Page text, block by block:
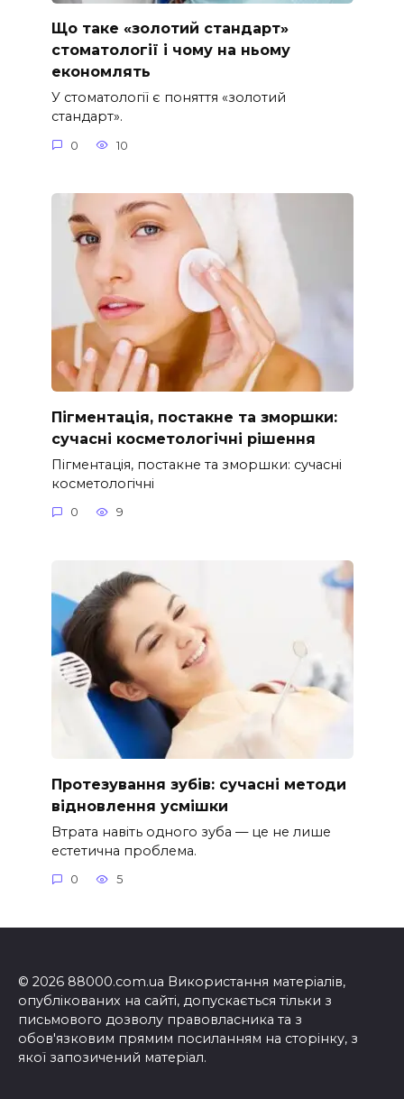
Що таке «золотий стандарт»
стоматології і чому на ньому
економлять
У стоматології є поняття «золотий
стандарт».
0 10
Пігментація, постакне та зморшки:
сучасні косметологічні рішення
Пігментація, постакне та зморшки: сучасні
косметологічні
0 9
Протезування зубів: сучасні методи
відновлення усмішки
Втрата навіть одного зуба — це не лише
естетична проблема.
0 5
© 2026 88000.com.ua Використання матеріалів,
опублікованих на сайті, допускається тільки з
письмового дозволу правовласника та з
обов'язковим прямим посиланням на сторінку, з
якої запозичений матеріал.